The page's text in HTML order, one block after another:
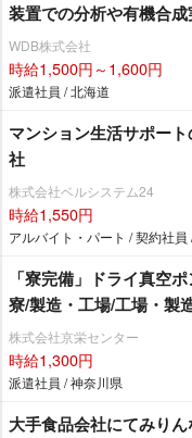
装置での分析や有機合
WDB株式会社
時給1,500円～1,600円
派遣社員 / 北海道
マンション生活サポー
社
株式会社ベルシステム24
時給1,550円
アルバイト・パート / 契約社員
「寮完備」ドライ真空
寮/製造・工場/工場・製
株式会社京栄センター
時給1,300円
派遣社員 / 神奈川県
大手食品会社にてみり